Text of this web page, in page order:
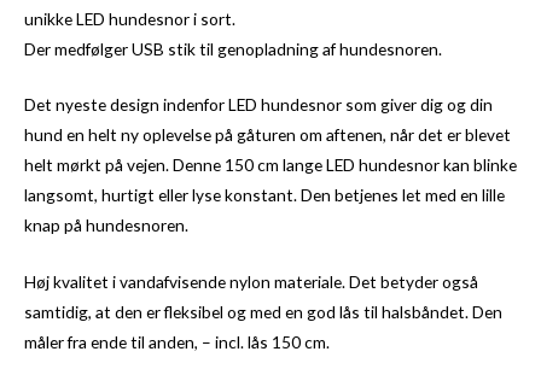
unikke LED hundesnor i sort.
Der medfølger USB stik til genopladning af hundesnoren.
Det nyeste design indenfor LED hundesnor som giver dig og din
hund en helt ny oplevelse på gåturen om aftenen, når det er blevet
helt mørkt på vejen. Denne 150 cm lange LED hundesnor kan blinke
langsomt, hurtigt eller lyse konstant. Den betjenes let med en lille
knap på hundesnoren.
Høj kvalitet i vandafvisende nylon materiale. Det betyder også
samtidig, at den er fleksibel og med en god lås til halsbåndet. Den
måler fra ende til anden, – incl. lås 150 cm.